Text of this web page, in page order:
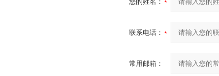
联系电话：
常用邮箱：